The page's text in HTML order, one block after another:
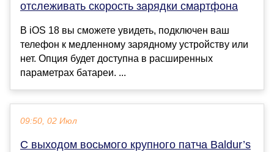
отслеживать скорость зарядки смартфона
В iOS 18 вы сможете увидеть, подключен ваш
телефон к медленному зарядному устройству или
нет. Опция будет доступна в расширенных
параметрах батареи. ...
09:50, 02 Июл
С выходом восьмого крупного патча Baldur’s